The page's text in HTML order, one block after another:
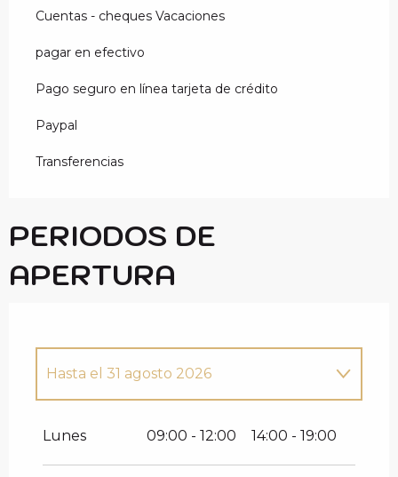
Cuentas - cheques Vacaciones
pagar en efectivo
Pago seguro en línea tarjeta de crédito
Paypal
Transferencias
PERIODOS DE
APERTURA
Hasta el 31 agosto 2026
Lunes 09:00 - 12:00 14:00 - 19:00